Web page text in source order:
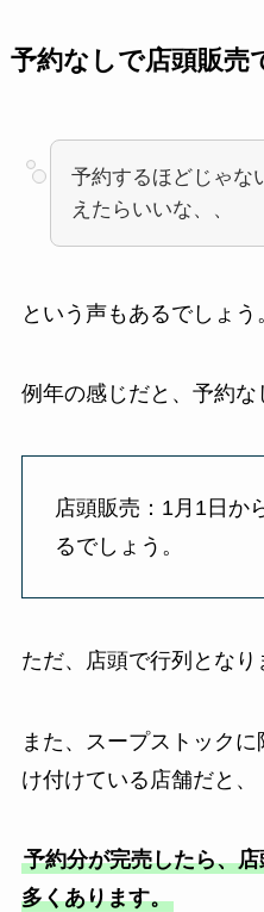
予約なしで店頭販売
予約するほどじゃな
えたらいいな、、
という声もあるでしょう
例年の感じだと、予約な
店頭販売：1月1日か
るでしょう。
ただ、店頭で行列となり
また、スープストック
け付けている店舗だと、
予約分が完売したら、
多くあります。